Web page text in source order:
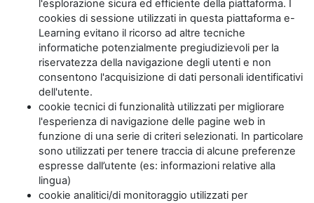
l'esplorazione sicura ed efficiente della piattaforma. I
cookies di sessione utilizzati in questa piattaforma e-
Learning evitano il ricorso ad altre tecniche
informatiche potenzialmente pregiudizievoli per la
riservatezza della navigazione degli utenti e non
consentono l'acquisizione di dati personali identificativi
dell'utente.
cookie tecnici di funzionalità utilizzati per migliorare
l'esperienza di navigazione delle pagine web in
funzione di una serie di criteri selezionati. In particolare
sono utilizzati per tenere traccia di alcune preferenze
espresse dall’utente (es: informazioni relative alla
lingua)
cookie analitici/di monitoraggio utilizzati per